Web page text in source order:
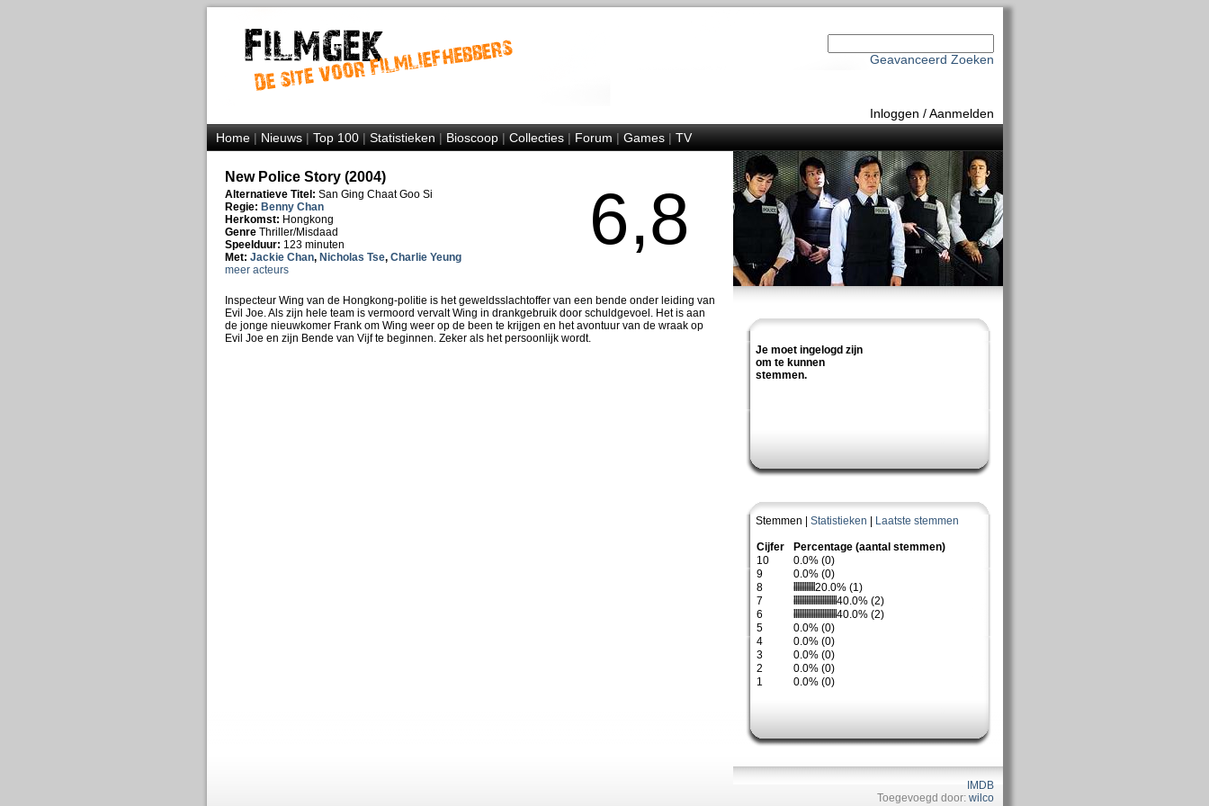
Geavanceerd Zoeken
Inloggen /Aanmelden
Home|Nieuws|Top 100|Statistieken|Bioscoop|Collecties|Forum|Games|TV
Je moet ingelogd zijn
om te kunnen
stemmen.
Stemmen | Statistieken Laatste stemmen
Cijfer
Percentage (aantal stemmen)
10
0.0% (0)
9
0.0% (0)
8
20.0% (1)
7
40.0% (2)
6
40.0% (2)
5
0.0% (0)
4
0.0% (0)
3
0.0% (0)
2
0.0% (0)
1
0.0% (0)
IMDB
Toegevoegd door: wilco
New Police Story (2004)
Alternatieve Titel: San Ging Chaat Goo Si
Regie: Benny Chan
Herkomst: Hongkong
Genre Thriller/Misdaad
Speelduur: 123 minuten
Met: Jackie Chan, Nicholas Tse, Charlie Yeung
meer acteurs
6,8
Inspecteur Wing van de Hongkong-politie is het geweldsslachtoffer van een bende onder leiding van
Evil Joe. Als zijn hele team is vermoord vervalt Wing in drankgebruik door schuldgevoel. Het is aan
de jonge nieuwkomer Frank om Wing weer op de been te krijgen en het avontuur van de wraak op
Evil Joe en zijn Bende van Vijf te beginnen. Zeker als het persoonlijk wordt.